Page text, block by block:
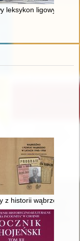
:
leksykon ligowy. T. 15,
Popiełuszki
ukraińskiej Józefa
z historii